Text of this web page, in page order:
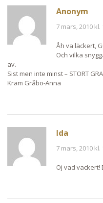
Anonym
7 mars, 2010 kl.
Åh va läckert,
Och vilka
av.
Sist men inte minst – STORT
Kram Gråbo-Anna
Ida
7 mars, 2010 kl.
Oj vad vackert!